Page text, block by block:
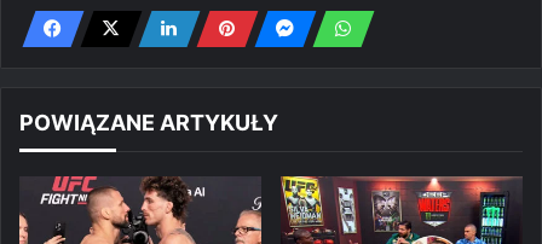
POWIĄZANE ARTYKUŁY